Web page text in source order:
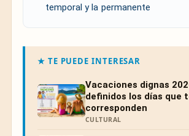
temporal y la permanente
★ TE PUEDE INTERESAR
Vacaciones dignas
definidos los días que
corresponden
CULTURAL